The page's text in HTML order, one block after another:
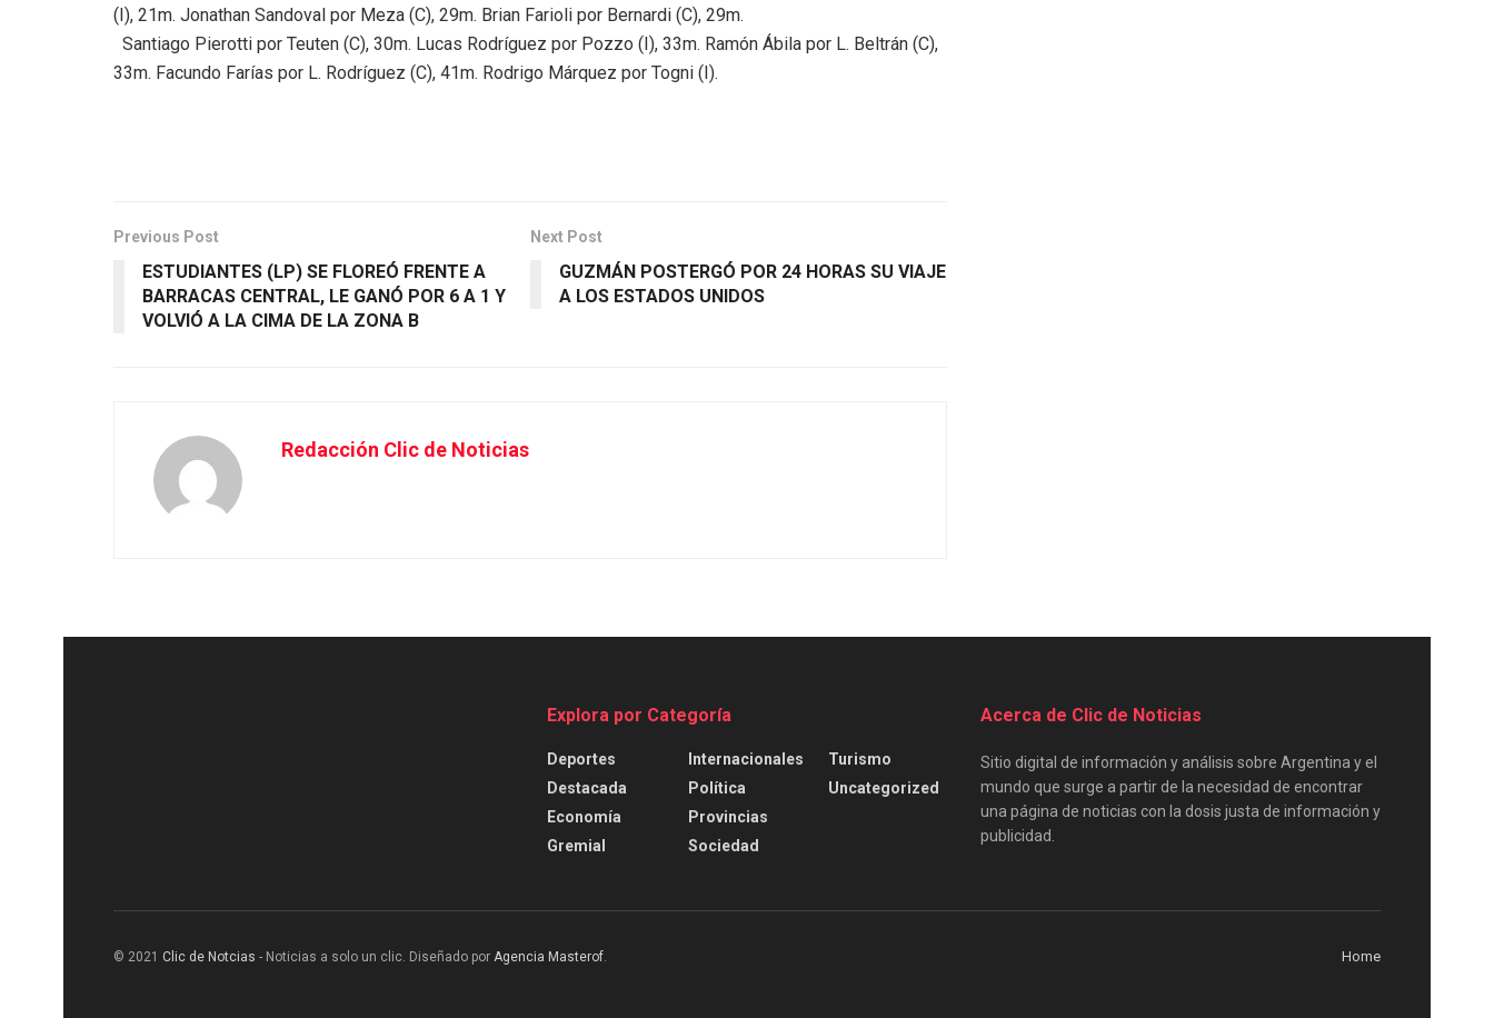
(I), 21m. Jonathan Sandoval por Meza (C), 29m. Brian Farioli por Bernardi (C), 29m.
Santiago Pierotti por Teuten (C), 30m. Lucas Rodríguez por Pozzo (I), 33m. Ramón Ábila por L. Beltrán (C),
33m. Facundo Farías por L. Rodríguez (C), 41m. Rodrigo Márquez por Togni (I).
Previous Post
ESTUDIANTES (LP) SE FLOREÓ FRENTE A
BARRACAS CENTRAL, LE GANÓ POR 6 A 1 Y
VOLVIÓ A LA CIMA DE LA ZONA B
Next Post
GUZMÁN POSTERGÓ POR 24 HORAS SU VIAJE
A LOS ESTADOS UNIDOS
Redacción Clic de Noticias
Explora por Categoría
Deportes
Destacada
Economía
Gremial
Internacionales
Política
Provincias
Sociedad
Turismo
Uncategorized
Acerca de Clic de Noticias
Sitio digital de información y análisis sobre Argentina y el
mundo que surge a partir de la necesidad de encontrar
una página de noticias con la dosis justa de información y
publicidad.
Home
© 2021 Clic de Notcias - Noticias a solo un clic. Diseñado por Agencia Masterof